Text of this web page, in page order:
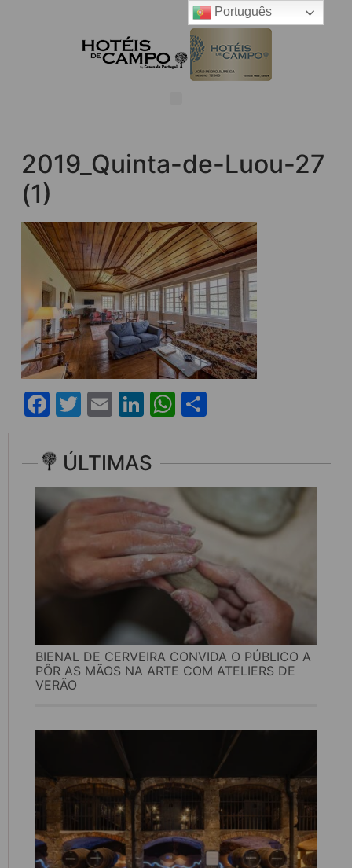
2019_Quinta-de-Luou-27
(1)
Facebook
Twitter
EmailLinkedIn
WhatsApp
ÚLTIMAS
BIENAL DE CERVEIRA CONVIDA O PÚBLICO A
PÔR AS MÃOS NA ARTE COM ATELIERS DE
VERÃO
Português